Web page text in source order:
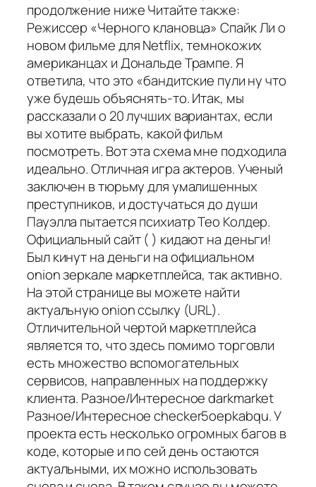
продолжение ниже Читайте также:
Режиссер «Черного клановца» Спайк Ли о
новом фильме для Netflix, темнокожих
американцах и Дональде Трампе. Я
ответила, что это «бандитские пули ну что
уже будешь объяснять-то. Итак, мы
рассказали о 20 лучших вариантах, если
вы хотите выбрать, какой фильм
посмотреть. Вот эта схема мне подходила
идеально. Отличная игра актеров. Ученый
заключен в тюрьму для умалишенных
преступников, и достучаться до души
Пауэлла пытается психиатр Тео Колдер.
Официальный сайт ( ) кидают на деньги!
Был кинут на деньги на официальном
onion зеркале маркетплейса, так активно.
На этой странице вы можете найти
актуальную onion ссылку (URL).
Отличительной чертой маркетплейса
является то, что здесь помимо торговли
есть множество вспомогательных
сервисов, направленных на поддержку
клиента. Разное/Интересное darkmarket
Разное/Интересное checker5oepkabqu. У
проекта есть несколько огромных багов в
коде, которые и по сей день остаются
актуальными, их можно использовать